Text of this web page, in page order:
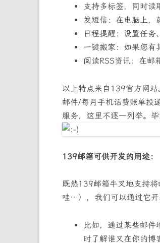
支持多标签，同时读
发短信：在电脑上，
日程提醒：设置任务
一键搬家：如果您有
阅读RSS资讯：在邮
以上特点来自139官方网
邮件/每月手机话费账单投
服务，这里不逐一列举。
139邮箱可供开发的用途：
既然139邮箱牛叉地支持
哇…），我们可以通过它开
比如，通过某些邮件
时了解谁又在你的博